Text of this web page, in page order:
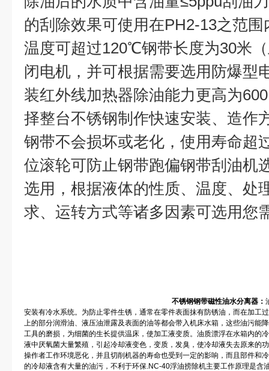
的刮除效果可使用在PH2-13之范围
温度可超过120℃钢带长度为30米
闭电机，并可根据需要选用防爆型
装红外线加热器除油能力更高为
择整台不锈钢制作快速安装、造作
钢带不会损坏或老化，使用寿命超
位滚轮可防止钢带跑偏钢带刮油机
选用，根据液体的性质、温度、处
求、运转方式等诸多因素可选用您
不锈钢钢带磁性油水分离器 ：
安装有冷水系统。为防止零件生锈，通常在零件表面抹有防锈油，而在加工
上的部分润滑油、液压油泄露及表面的油等都会带入机床水箱，这些油污能
工具的磨损，为细菌的生长提供温床，使加工液变质。油质漂浮在水箱内的
液中厌氧菌大量繁殖，引起冷却液变色，变质，发臭，使冷却液失去原来的
操作者工作环境恶化，并且切削机器的寿命也受到一定的影响，而且部件和
的冷却液含有大量的油污，不利于环保.NC-40浮油捞除机主要工作原理是含